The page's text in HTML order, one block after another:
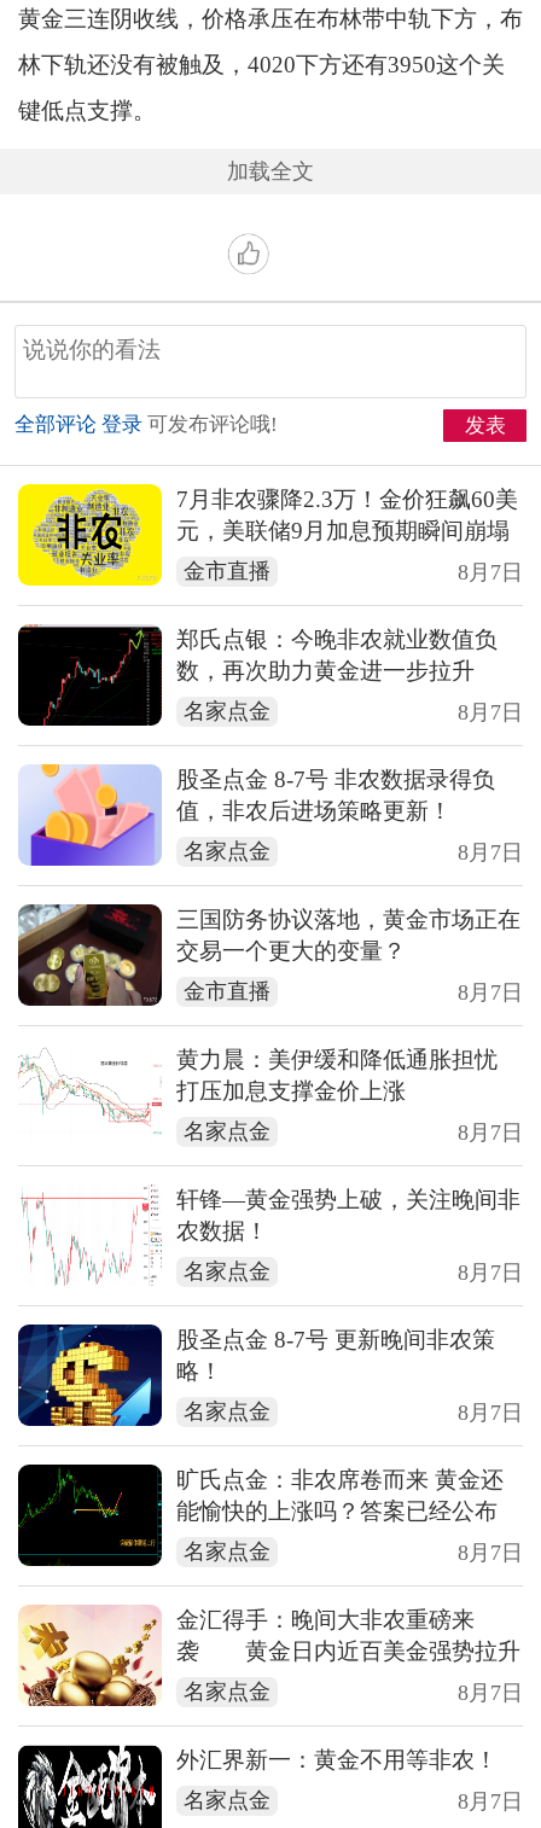
黄金三连阴收线，价格承压在布林带中轨下方，布
林下轨还没有被触及，4020下方还有3950这个关
键低点支撑。
加载全文
全部评论 登录 可发布评论哦! 发表
7月非农骤降2.3万！金价狂飙60美
元，美联储9月加息预期瞬间崩塌
金市直播 8月7日
郑氏点银：今晚非农就业数值负
数，再次助力黄金进一步拉升
名家点金 8月7日
股圣点金 8-7号 非农数据录得负
值，非农后进场策略更新！
名家点金 8月7日
三国防务协议落地，黄金市场正在
交易一个更大的变量？
金市直播 8月7日
黄力晨：美伊缓和降低通胀担忧
打压加息支撑金价上涨
名家点金 8月7日
轩锋—黄金强势上破，关注晚间非
农数据！
名家点金 8月7日
股圣点金 8-7号 更新晚间非农策
略！
名家点金 8月7日
旷氏点金：非农席卷而来 黄金还
能愉快的上涨吗？答案已经公布
名家点金 8月7日
金汇得手：晚间大非农重磅来
袭 黄金日内近百美金强势拉升
名家点金 8月7日
外汇界新一：黄金不用等非农！
名家点金 8月7日